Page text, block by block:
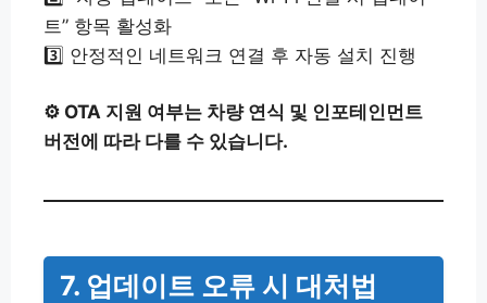
트” 항목 활성화
3️⃣ 안정적인 네트워크 연결 후 자동 설치 진행
⚙ OTA 지원 여부는 차량 연식 및 인포테인먼트
버전에 따라 다를 수 있습니다.
7. 업데이트 오류 시 대처법